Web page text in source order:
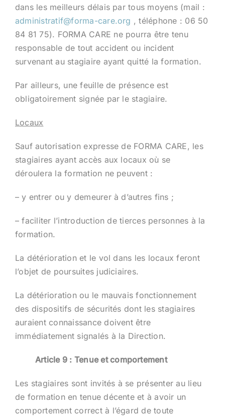
dans les meilleurs délais par tous moyens (mail :
administratif@forma-care.org , téléphone : 06 50
84 81 75). FORMA CARE ne pourra être tenu
responsable de tout accident ou incident
survenant au stagiaire ayant quitté la formation.
Par ailleurs, une feuille de présence est
obligatoirement signée par le stagiaire.
Locaux
Sauf autorisation expresse de FORMA CARE, les
stagiaires ayant accès aux locaux où se
déroulera la formation ne peuvent :
– y entrer ou y demeurer à d’autres fins ;
– faciliter l’introduction de tierces personnes à la
formation.
La détérioration et le vol dans les locaux feront
l’objet de poursuites judiciaires.
La détérioration ou le mauvais fonctionnement
des dispositifs de sécurités dont les stagiaires
auraient connaissance doivent être
immédiatement signalés à la Direction.
Article 9 : Tenue et comportement
Les stagiaires sont invités à se présenter au lieu
de formation en tenue décente et à avoir un
comportement correct à l’égard de toute